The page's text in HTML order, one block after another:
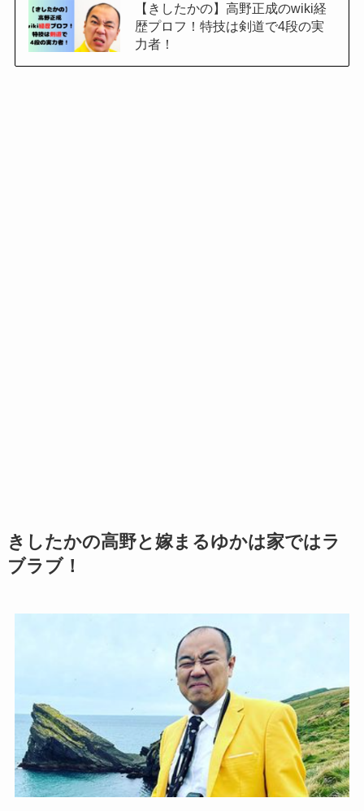
【きしたかの】高野正成のwiki経
歴プロフ！特技は剣道で4段の実
力者！
きしたかの高野と嫁まるゆかは家ではラ
ブラブ！